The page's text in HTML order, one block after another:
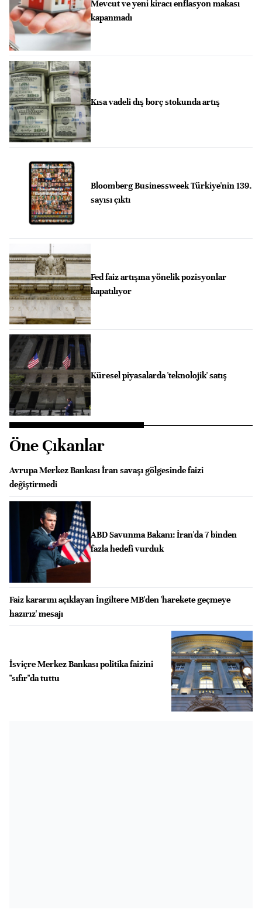
Mevcut ve yeni kiracı enflasyon makası
kapanmadı
Kısa vadeli dış borç stokunda artış
Bloomberg Businessweek Türkiye'nin 139.
sayısı çıktı
Fed faiz artışına yönelik pozisyonlar
kapatılıyor
Küresel piyasalarda 'teknolojik' satış
Öne Çıkanlar
Avrupa Merkez Bankası İran savaşı gölgesinde faizi
değiştirmedi
ABD Savunma Bakanı: İran'da 7 binden
fazla hedefi vurduk
Faiz kararını açıklayan İngiltere MB'den 'harekete geçmeye
hazırız' mesajı
İsviçre Merkez Bankası politika faizini
"sıfır"da tuttu